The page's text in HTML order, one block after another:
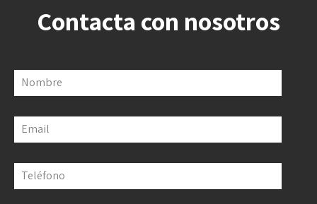
Contacta con nosotros
Nombre
Email
Teléfono